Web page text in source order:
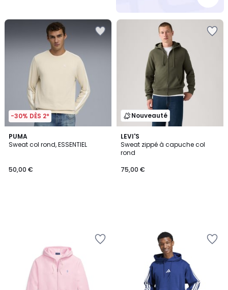
-30% DÈS 2*
PUMA
Sweat col rond, ESSENTIEL
50,00 €
Nouveauté
LEVI'S
Sweat zippé à capuche col
rond
75,00 €